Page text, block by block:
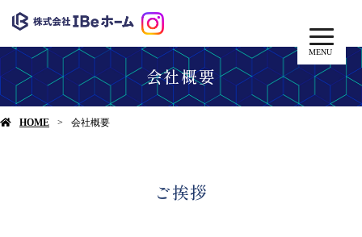
MENU
会社概要
HOME 会社概要
ご挨拶